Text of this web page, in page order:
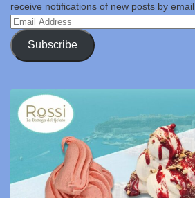
receive notifications of new posts by email.
Email
Address
Subscribe